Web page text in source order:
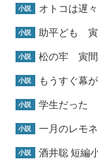
小説 オトコは遅
小説 助平ども 寅
小説 松の牢 寅
小説 もうすぐ幕
小説 学生だった
小説 一月のレモ
小説 酒井聡 短編